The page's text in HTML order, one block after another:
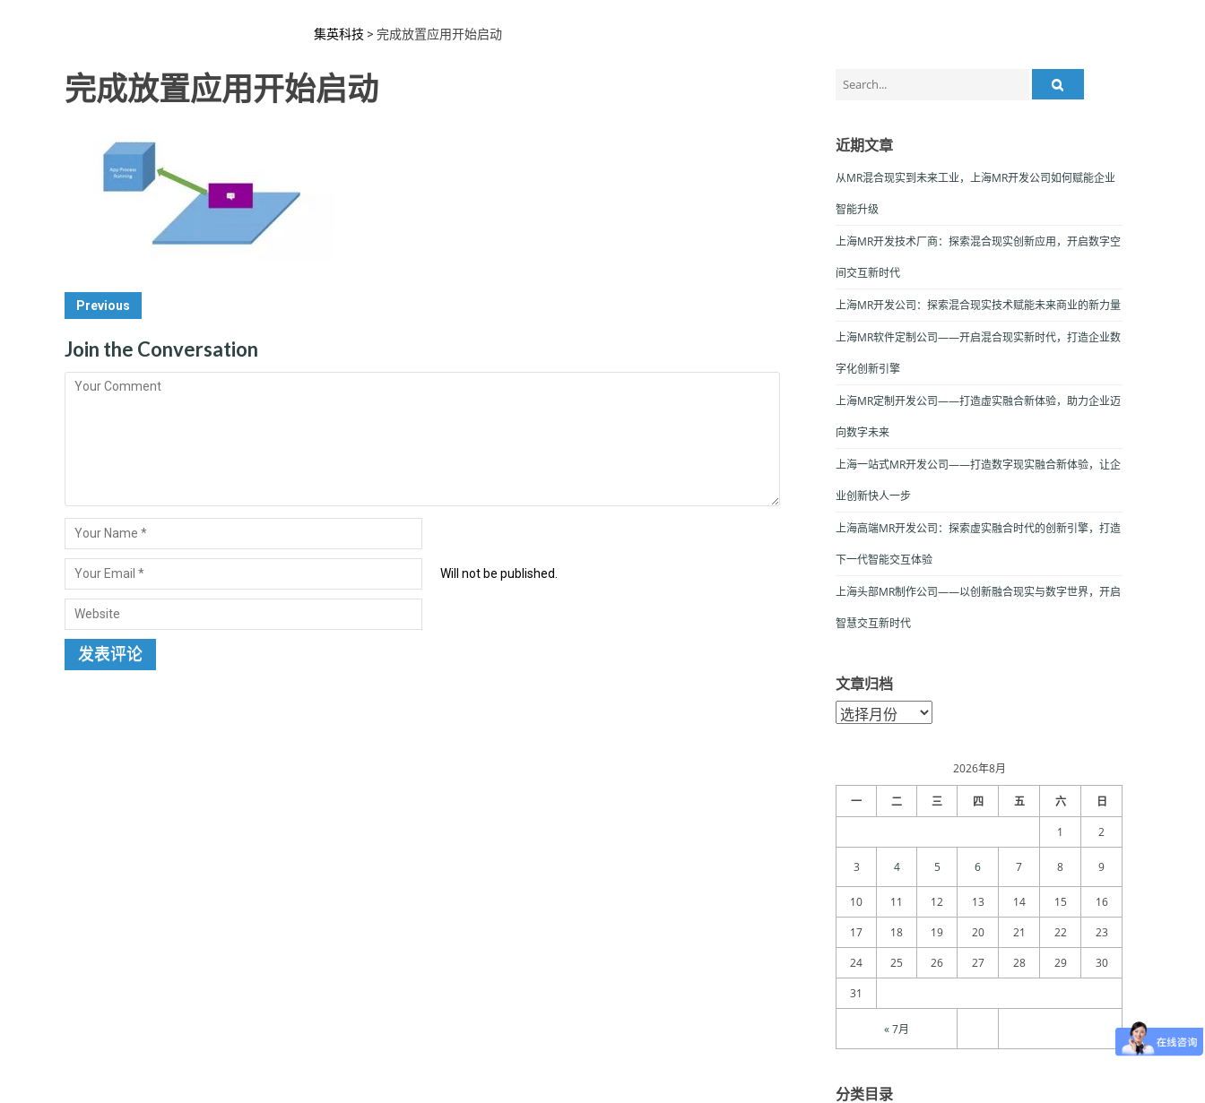
集英科技 > 完成放置应用开始启动
完成放置应用开始启动
Post
Navigation
Previous
Join the Conversation
Will not be published.
for:
近期文章
从MR混合现实到未来工业，上海MR开发公司如何赋能企业
智能升级
上海MR开发技术厂商：探索混合现实创新应用，开启数字空
间交互新时代
上海MR开发公司：探索混合现实技术赋能未来商业的新力量
上海MR软件定制公司——开启混合现实新时代，打造企业数
字化创新引擎
上海MR定制开发公司——打造虚实融合新体验，助力企业迈
向数字未来
上海一站式MR开发公司——打造数字现实融合新体验，让企
业创新快人一步
上海高端MR开发公司：探索虚实融合时代的创新引擎，打造
下一代智能交互体验
上海头部MR制作公司——以创新融合现实与数字世界，开启
智慧交互新时代
文章归档
文
章
2026年8月
一 二 三 四 五 六 日
« 7月
1 2
3 4 5 6 7 8 9
10 11 12 13 14 15
16
17
18 19 20 21 22
23
24
25 26 27 28 29
30
31
分类目录